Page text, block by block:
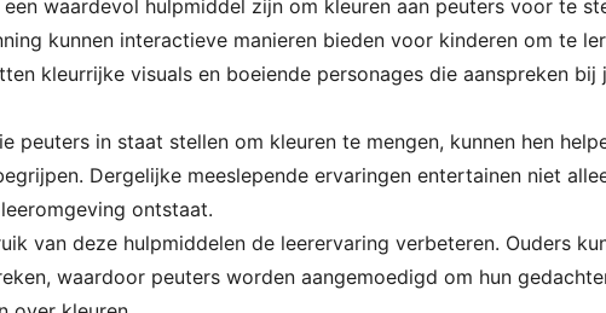
waardevol hulpmiddel zijn om kleuren aan peuters voor te
kunnen interactieve manieren bieden voor kinderen om te
kleurrijke visuals en boeiende personages die aanspreken bij
in staat stellen om kleuren te mengen, kunnen hen
Dergelijke meeslepende ervaringen entertainen niet
ontstaat.
van deze hulpmiddelen de leerervaring verbeteren. Ouders
waardoor peuters worden aangemoedigd om hun